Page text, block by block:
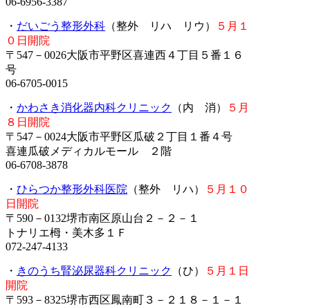
・ だいごう整形外科 （整外 リハ リウ）
５月１
０日開院
〒547－0026大阪市平野区喜連西４丁目５番１６
号
06-6705-0015
・ かわさき消化器内科クリニック （内 消）
５月
８日開院
〒547－0024大阪市平野区瓜破２丁目１番４号
喜連瓜破メディカルモール ２階
06-6708-3878
・ ひらつか整形外科医院 （整外 リハ）
５月１０
日開院
〒590－0132堺市南区原山台２－２－１
トナリエ栂・美木多１Ｆ
072-247-4133
・ きのうち腎泌尿器科クリニック （ひ）
５月１日
開院
〒593－8325堺市西区鳳南町３－２１８－１－１